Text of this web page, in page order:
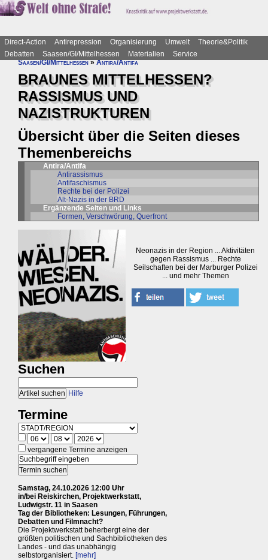
Direct-Action Antirepression Organisierung Umwelt
Theorie&Politik
Debatten
Saasen/GI/Mittelhessen Materialien
Service
Saasen/GI/Mittelhessen»Antira/Antifa
BRAUNES MITTELHESSEN?
RASSISMUS UND
NAZISTRUKTUREN
Übersicht über die Seiten dieses
Themenbereichs
Antira/Antifa
Antirassismus
Antifaschismus
Rechte bei der Polizei
Alt-Nazis in der BRD
Ergänzende Seiten und Links
Formen, Verschwörung, Querfront
Neonazis in der Region ... Aktivitäten
gegen Rassismus ... Rechte
Seilschaften bei der Marburger Polizei
... und mehr Themen
Suchen
Hilfe
Termine
vergangene Termine anzeigen
Samstag, 24.10.2026 12:00 Uhr
in/bei Reiskirchen, Projektwerkstatt,
Ludwigstr. 11 in Saasen
Tag der Bibliotheken: Lesungen, Führungen,
Debatten und Filmnacht?
Die Projektwerkstatt beherbergt eine der
größten politischen und Sachbibliotheken des
Landes - und das unabhängig
selbstorganisiert. [mehr]